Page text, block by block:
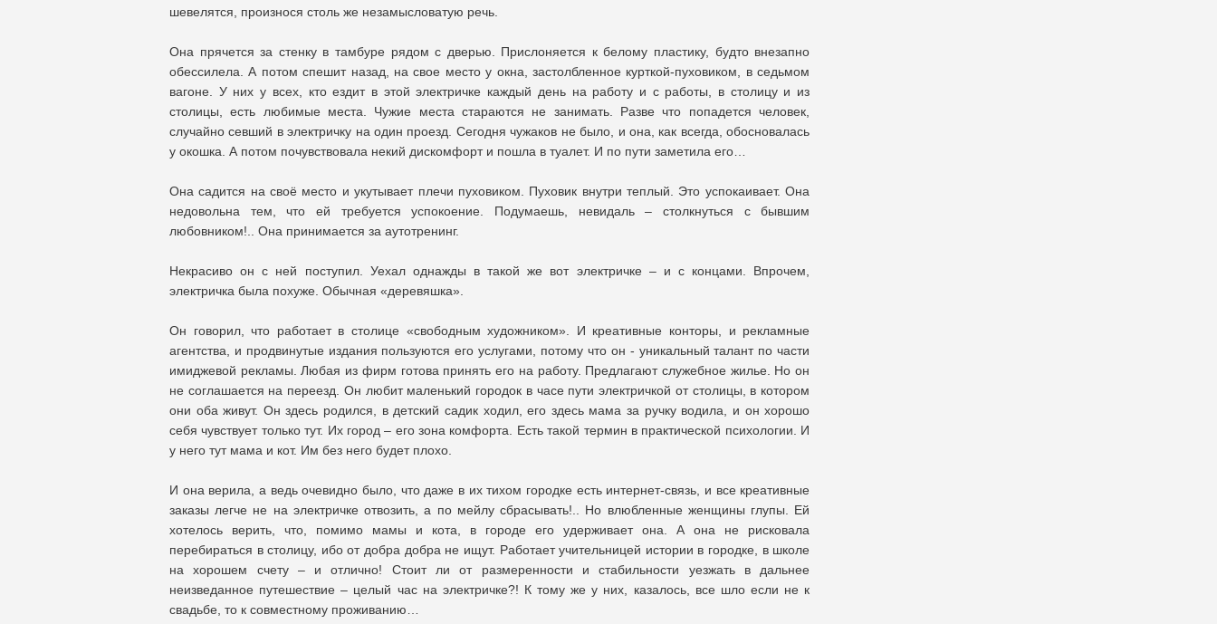
шевелятся, произнося столь же незамысловатую речь.
Она прячется за стенку в тамбуре рядом с дверью. Прислоняется к белому пластику, будто внезапно
обессилела. А потом спешит назад, на свое место у окна, застолбленное курткой-пуховиком, в седьмом
вагоне. У них у всех, кто ездит в этой электричке каждый день на работу и с работы, в столицу и из
столицы, есть любимые места. Чужие места стараются не занимать. Разве что попадется человек,
случайно севший в электричку на один проезд. Сегодня чужаков не было, и она, как всегда, обосновалась
у окошка. А потом почувствовала некий дискомфорт и пошла в туалет. И по пути заметила его…
Она садится на своё место и укутывает плечи пуховиком. Пуховик внутри теплый. Это успокаивает. Она
недовольна тем, что ей требуется успокоение. Подумаешь, невидаль – столкнуться с бывшим
любовником!.. Она принимается за аутотренинг.
Некрасиво он с ней поступил. Уехал однажды в такой же вот электричке – и с концами. Впрочем,
электричка была похуже. Обычная «деревяшка».
Он говорил, что работает в столице «свободным художником». И креативные конторы, и рекламные
агентства, и продвинутые издания пользуются его услугами, потому что он - уникальный талант по части
имиджевой рекламы. Любая из фирм готова принять его на работу. Предлагают служебное жилье. Но он
не соглашается на переезд. Он любит маленький городок в часе пути электричкой от столицы, в котором
они оба живут. Он здесь родился, в детский садик ходил, его здесь мама за ручку водила, и он хорошо
себя чувствует только тут. Их город – его зона комфорта. Есть такой термин в практической психологии. И
у него тут мама и кот. Им без него будет плохо.
И она верила, а ведь очевидно было, что даже в их тихом городке есть интернет-связь, и все креативные
заказы легче не на электричке отвозить, а по мейлу сбрасывать!.. Но влюбленные женщины глупы. Ей
хотелось верить, что, помимо мамы и кота, в городе его удерживает она. А она не рисковала
перебираться в столицу, ибо от добра добра не ищут. Работает учительницей истории в городке, в школе
на хорошем счету – и отлично! Стоит ли от размеренности и стабильности уезжать в дальнее
неизведанное путешествие – целый час на электричке?! К тому же у них, казалось, все шло если не к
свадьбе, то к совместному проживанию…